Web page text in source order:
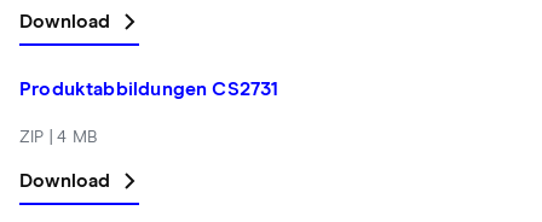
Download
Produktabbildungen CS2731
ZIP | 4 MB
Download